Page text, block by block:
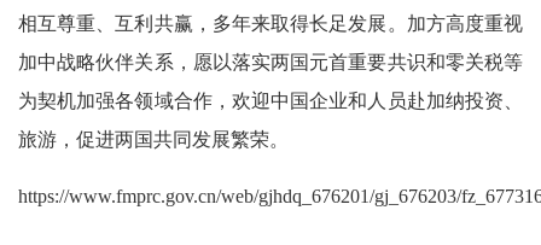
相互尊重、互利共赢，多年来取得长足发展。加方高度重视
加中战略伙伴关系，愿以落实两国元首重要共识和零关税等
为契机加强各领域合作，欢迎中国企业和人员赴加纳投资、
旅游，促进两国共同发展繁荣。
https://www.fmprc.gov.cn/web/gjhdq_676201/gj_676203/